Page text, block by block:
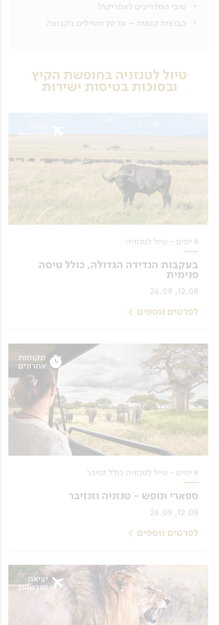
טובי המדריכים לאפריקה!
קבוצות קטנות – עד 20 מטיילים בקבוצה
טיול לטנזניה בחופשת הקיץ
ובסוכות בטיסות ישירות
8 ימים - טיול לטנזניה
בעקבות הנדידה הגדולה, כולל טיסה
פנימית
12.08, 26.09
לפרטים נוספים
מובטחת
8 ימים - טיול לטנזניה כולל זנזיבר
ספארי ונופש - טנזניה וזנזיבר
12.08, 26.09
לפרטים נוספים
מקומות
אחרונים
יציאה
מובטחת